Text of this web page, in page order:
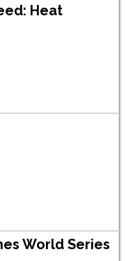
Heat
World Series